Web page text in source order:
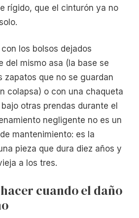
rígido, que el cinturón ya no
los bolsos dejados
del mismo asa (la base se
zapatos que no se guardan
colapsa) o con una chaqueta
otras prendas durante el
negligente no es un
mantenimiento: es la
pieza que dura diez años y
a los tres.
cuando el daño